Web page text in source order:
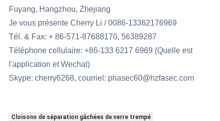
Fuyang, Hangzhou, Zhejiang
Je vous présente Cherry Li / 0086-13362176969
Tél. & Fax: + 86-571-87688170, 56389287
Téléphone cellulaire: +86-133 6217 6969 (Quelle est
l'application et Wechat)
Skype: cherry6268, courriel: phasec60@hzfasec.com
Cloisons de séparation gâchées de verre trempé